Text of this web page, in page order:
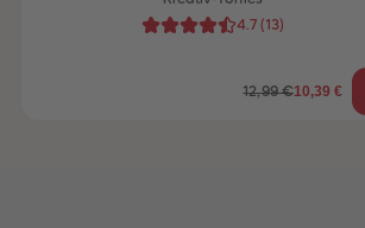
4.7 (13)
12,99 €10,39 €